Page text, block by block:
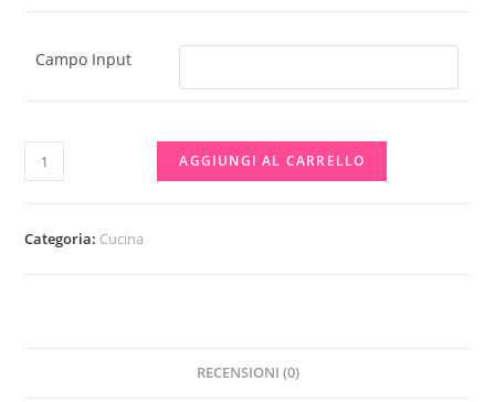
Campo Input
organizzer
lavabo
AGGIUNGI AL CARRELLO
Categoria: Cucina
RECENSIONI (0)